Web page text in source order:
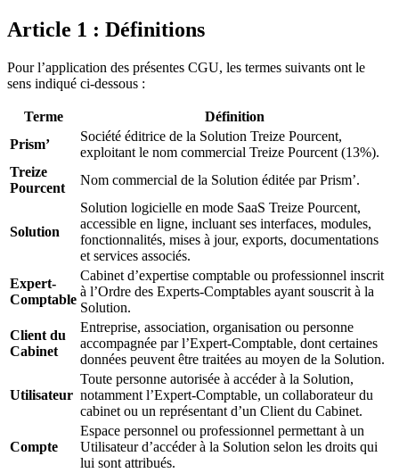
Article 1 : Définitions
Pour l’application des présentes CGU, les termes suivants ont le
sens indiqué ci-dessous :
Terme
Définition
Prism’
Société éditrice de la Solution Treize Pourcent,
exploitant le nom commercial Treize Pourcent (13%).
Treize
Pourcent
Nom commercial de la Solution éditée par Prism’.
Solution
Solution logicielle en mode SaaS Treize Pourcent,
accessible en ligne, incluant ses interfaces, modules,
fonctionnalités, mises à jour, exports, documentations
et services associés.
Expert-
Comptable
Cabinet d’expertise comptable ou professionnel inscrit
à l’Ordre des Experts-Comptables ayant souscrit à la
Solution.
Client du
Cabinet
Entreprise, association, organisation ou personne
accompagnée par l’Expert-Comptable, dont certaines
données peuvent être traitées au moyen de la Solution.
Utilisateur
Toute personne autorisée à accéder à la Solution,
notamment l’Expert-Comptable, un collaborateur du
cabinet ou un représentant d’un Client du Cabinet.
Compte
Espace personnel ou professionnel permettant à un
Utilisateur d’accéder à la Solution selon les droits qui
lui sont attribués.